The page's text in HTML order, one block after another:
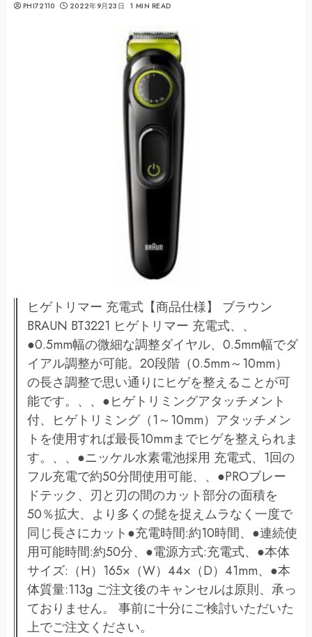
PHI72110 2022年9月23日 1 MIN READ
ヒゲトリマー 充電式【商品仕様】 ブラウン
BRAUN BT3221 ヒゲトリマー 充電式、、
●0.5mm幅の微細な調整ダイヤル、0.5mm幅でダ
イアル調整が可能。20段階（0.5mm～10mm）
の長さ調整で思い通りにヒゲを整えることが可
能です。、、●ヒゲトリミングアタッチメント
付、ヒゲトリミング（1～10mm）アタッチメン
トを使用すれば最長10mmまでヒゲを整えられま
す。、、●ニッケル水素電池採用 充電式、1回の
フル充電で約50分間使用可能、、●PROブレー
ドテック、刃と刃の間のカット部分の面積を
50％拡大、より多くの髭を捉えムラなく一度で
同じ長さにカット●充電時間:約10時間、●連続使
用可能時間:約50分、●電源方式:充電式、●本体
サイズ:（H）165×（W）44×（D）41mm、●本
体質量:113g ご注文後のキャンセルは原則、承っ
ておりません。 事前に十分にご検討いただいた
上でご注文ください。